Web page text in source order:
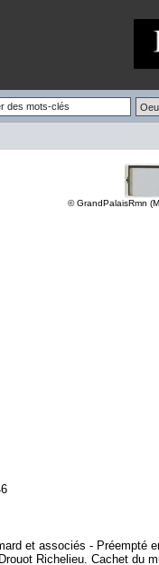
© GrandPalaisRmn
et associés - Préempté
Richelieu. Cachet du